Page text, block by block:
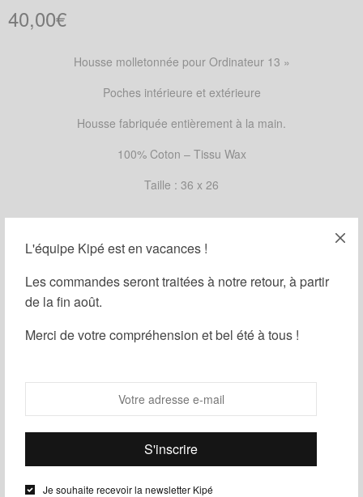
L'équipe Kipé est en vacances !
Les commandes seront traitées à notre retour, à partir
de la fin août.
Merci de votre compréhension et bel été à tous !
Je souhaite recevoir la newsletter Kipé
40,00€
Housse molletonnée pour Ordinateur 13 »
Poches intérieure et extérieure
Housse fabriquée entièrement à la main.
100% Coton – Tissu Wax
Taille : 36 x 26
Ajouter au panier
Partager
UGS :ND Catégories :Femme,Homme,Housse